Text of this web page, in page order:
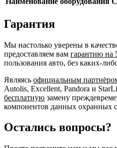
Гарантия
Мы настолько уверены в
предоставляем вам гарантию на
пользования авто, без каких-
Являясь официальным
Autolis, Excellent, Pandora и
бесплатную замену
компонентов данных охранных
Остались вопросы?